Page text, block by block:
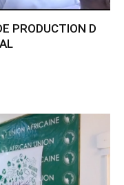
PRODUCTION D